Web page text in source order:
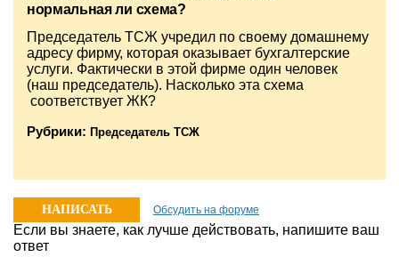
нормальная ли схема?
Председатель ТСЖ учредил по своему домашнему
адресу фирму, которая оказывает бухгалтерские
услуги. Фактически в этой фирме один человек
(наш председатель). Насколько эта схема
соответствует ЖК?
Рубрики: Председатель ТСЖ
НАПИСАТЬ
ОТВЕТ
Обсудить на форуме
Если вы знаете, как лучше действовать, напишите ваш
ответ